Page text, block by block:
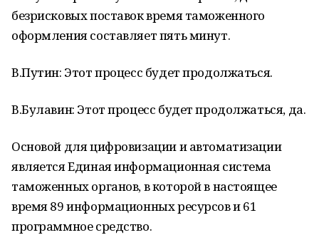
безрисковых поставок время таможенного
оформления составляет пять минут.
В.Путин: Этот процесс будет продолжаться.
В.Булавин: Этот процесс будет продолжаться, да.
Основой для цифровизации и автоматизации
является Единая информационная система
таможенных органов, в которой в настоящее
время 89 информационных ресурсов и 61
программное средство.